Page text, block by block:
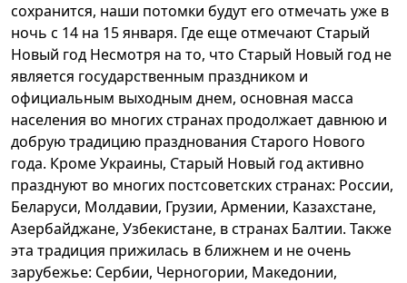
сохранится, наши потомки будут его отмечать уже в
ночь с 14 на 15 января. Где еще отмечают Старый
Новый год Несмотря на то, что Старый Новый год не
является государственным праздником и
официальным выходным днем, основная масса
населения во многих странах продолжает давнюю и
добрую традицию празднования Старого Нового
года. Кроме Украины, Старый Новый год активно
празднуют во многих постсоветских странах: России,
Беларуси, Молдавии, Грузии, Армении, Казахстане,
Азербайджане, Узбекистане, в странах Балтии. Также
эта традиция прижилась в ближнем и не очень
зарубежье: Сербии, Черногории, Македонии,